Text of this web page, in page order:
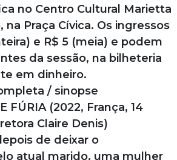
no Centro Cultural Marietta
na Praça Cívica. Os ingressos
e R$ 5 (meia) e podem
da sessão, na bilheteria
em dinheiro.
/ sinopse
FÚRIA (2022, França, 14
Claire Denis)
de deixar o
atual marido, uma mulher